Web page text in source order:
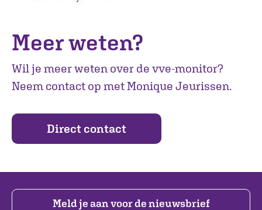
Meer weten?
Wil je meer weten over de vve-monitor?
Neem contact op met Monique Jeurissen.
Direct contact
Meld je aan voor de nieuwsbrief